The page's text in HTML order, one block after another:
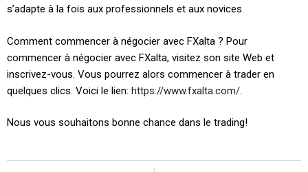
s’adapte à la fois aux professionnels et aux novices.
Comment commencer à négocier avec FXalta ? Pour
commencer à négocier avec FXalta, visitez son site Web et
inscrivez-vous. Vous pourrez alors commencer à trader en
quelques clics. Voici le lien: https://www.fxalta.com/.
Nous vous souhaitons bonne chance dans le trading!